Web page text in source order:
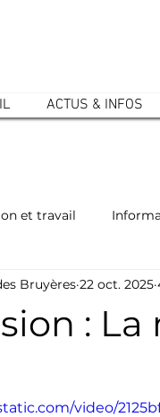
ACTUS & INFOS
et travail
Vie quotidienne
: La
Bruyères 22 oct. 2025
video/